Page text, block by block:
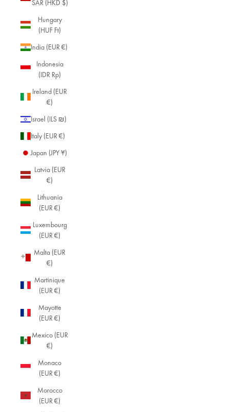
SAR (HKD $)
Hungary
(HUF Ft)
India (EUR €)
Indonesia
(IDR Rp)
Ireland (EUR
€)
Israel (ILS ₪)
Italy (EUR €)
Japan (JPY ¥)
Latvia (EUR
€)
Lithuania
(EUR €)
Luxembourg
(EUR €)
Malta (EUR
€)
Martinique
(EUR €)
Mayotte
(EUR €)
Mexico (EUR
€)
Monaco
(EUR €)
Morocco
(EUR €)